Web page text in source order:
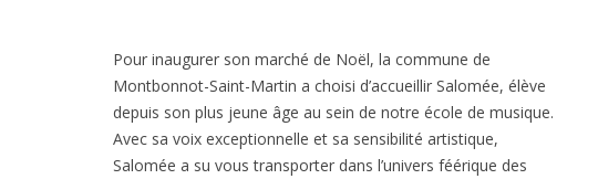
Pour inaugurer son marché de Noël, la commune de
Montbonnot-Saint-Martin a choisi d’accueillir Salomée, élève
depuis son plus jeune âge au sein de notre école de musique.
Avec sa voix exceptionnelle et sa sensibilité artistique,
Salomée a su vous transporter dans l’univers féérique des